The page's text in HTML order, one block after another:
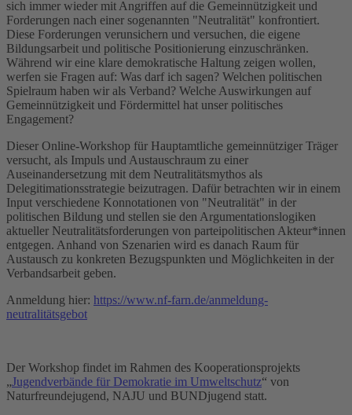
sich immer wieder mit Angriffen auf die Gemeinnützigkeit und
Forderungen nach einer sogenannten "Neutralität" konfrontiert.
Diese Forderungen verunsichern und versuchen, die eigene
Bildungsarbeit und politische Positionierung einzuschränken.
Während wir eine klare demokratische Haltung zeigen wollen,
werfen sie Fragen auf: Was darf ich sagen? Welchen politischen
Spielraum haben wir als Verband? Welche Auswirkungen auf
Gemeinnützigkeit und Fördermittel hat unser politisches
Engagement?
Dieser Online-Workshop für Hauptamtliche gemeinnütziger Träger
versucht, als Impuls und Austauschraum zu einer
Auseinandersetzung mit dem Neutralitätsmythos als
Delegitimationsstrategie beizutragen. Dafür betrachten wir in einem
Input verschiedene Konnotationen von "Neutralität" in der
politischen Bildung und stellen sie den Argumentationslogiken
aktueller Neutralitätsforderungen von parteipolitischen Akteur*innen
entgegen. Anhand von Szenarien wird es danach Raum für
Austausch zu konkreten Bezugspunkten und Möglichkeiten in der
Verbandsarbeit geben.
Anmeldung hier: https://www.nf-farn.de/anmeldung-
neutralitätsgebot
Der Workshop findet im Rahmen des Kooperationsprojekts
„Jugendverbände für Demokratie im Umweltschutz“ von
Naturfreundejugend, NAJU und BUNDjugend statt.